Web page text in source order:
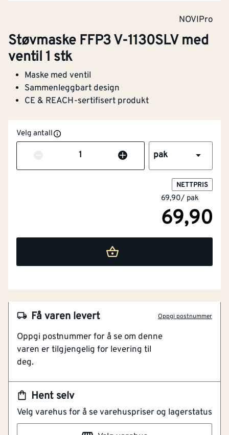
NOVIPro
Støvmaske FFP3 V-1130SLV med
ventil 1 stk
Maske med ventil
Sammenleggbart design
CE & REACH-sertifisert produkt
Velg antall
Antall pak
NETTPRIS
69,90/ pak
69,90
Hent selv
Velg varehus for å se varehuspriser og lagerstatus
Få varen levert Oppgi postnummer
Oppgi postnummer for å se om denne
varen er tilgjengelig for levering til
deg.
NOBB 60153203
Artikkelnummer
Maske med ventil
Sammenleggbart design
CE & REACH-sertifisert produkt